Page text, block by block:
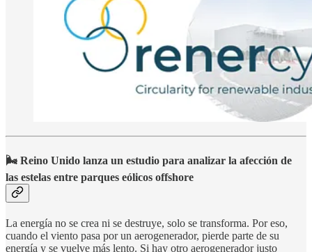
🌬️ Reino Unido lanza un estudio para analizar la afección de
las estelas entre parques eólicos offshore
La energía no se crea ni se destruye, solo se transforma. Por eso,
cuando el viento pasa por un aerogenerador, pierde parte de su
energía y se vuelve más lento. Si hay otro aerogenerador justo